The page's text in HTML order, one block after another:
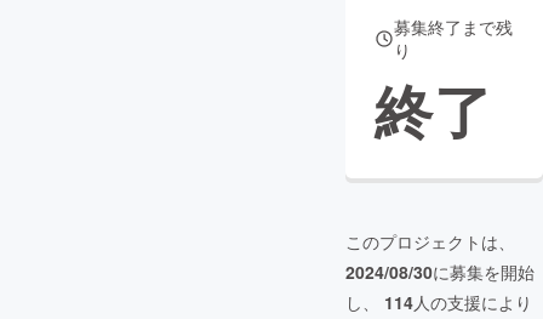
募集終了まで残
り
終了
このプロジェクトは、
2024/08/30に募集を開始
し、 114人の支援により